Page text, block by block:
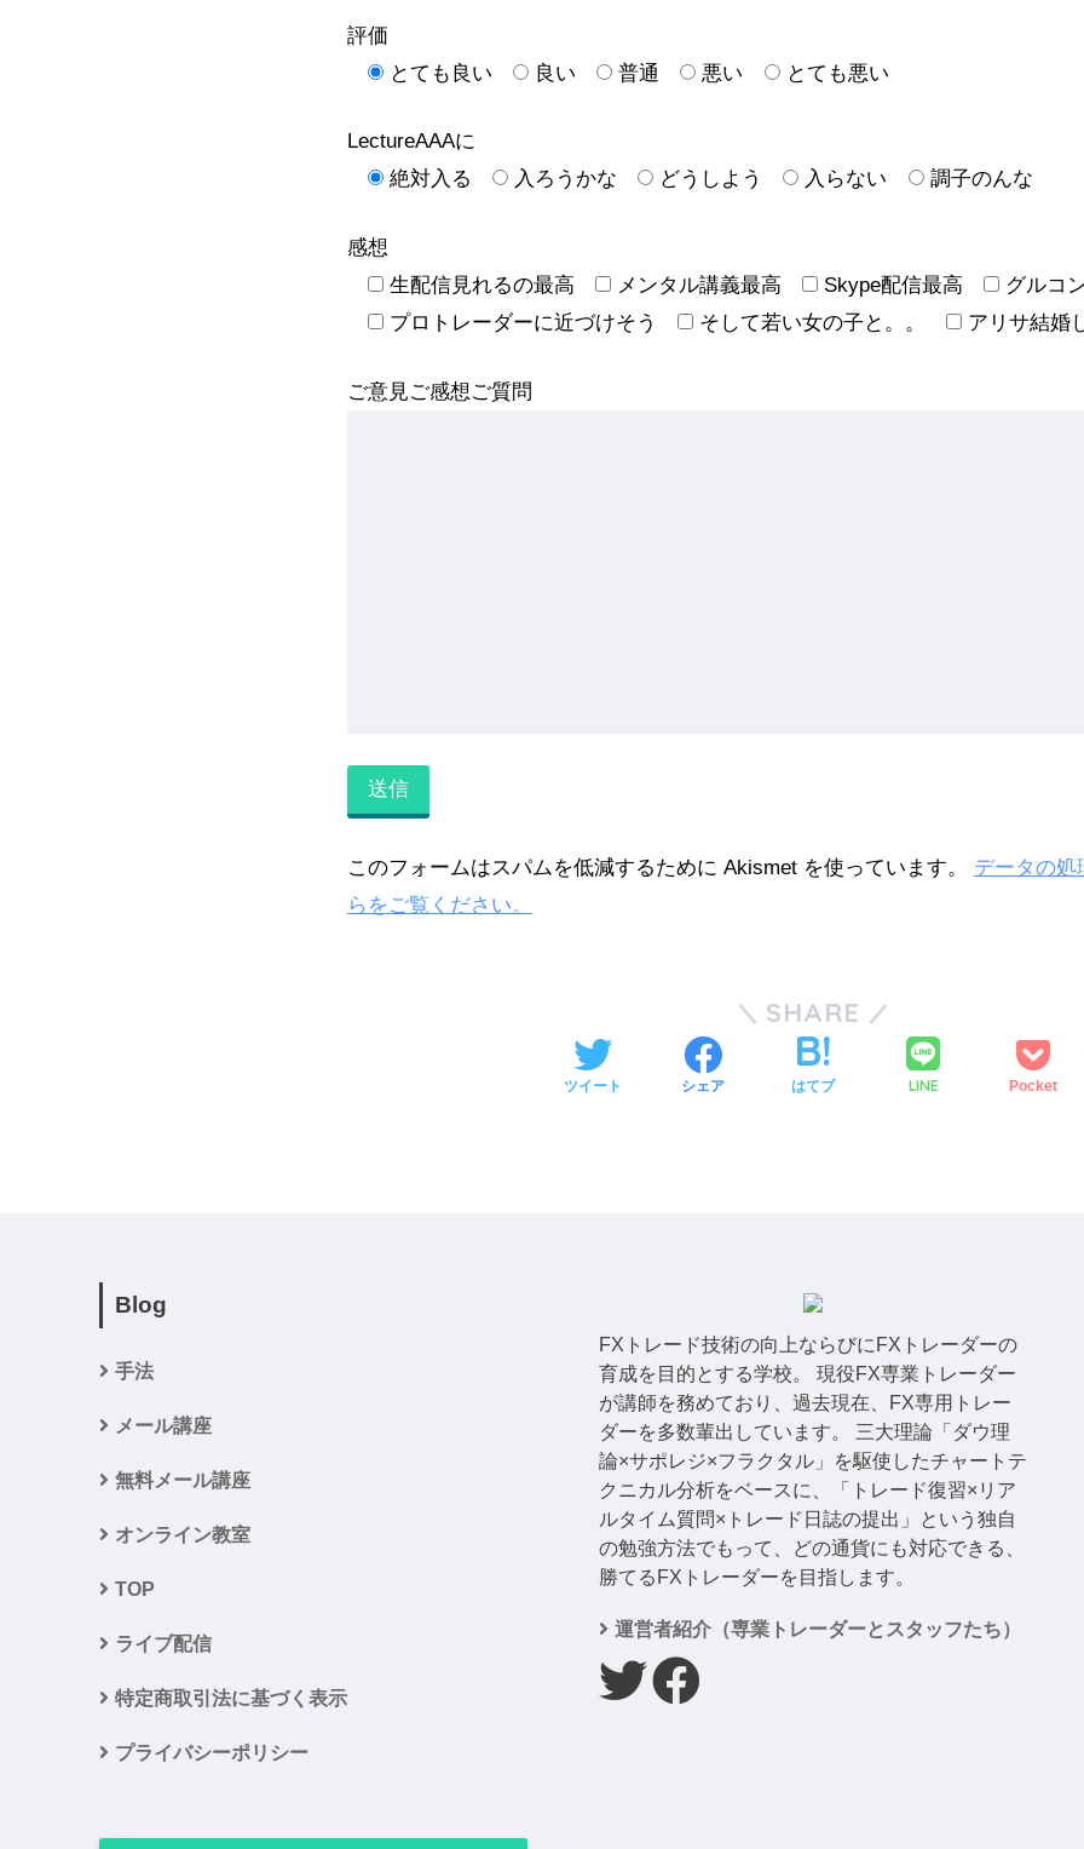
評価
とても良い
良い 普通 悪い とても悪い
LectureAAAに
絶対入る
入ろうかな どうしよう 入らない 調子のんな
感想
生配信見れるの最高
メンタル講義最高 Skype配信最高
グルコ
プロトレーダーに近づけそう
そして若い女の子と。。 アリサ結婚
ご意見ご感想ご質問
このフォームはスパムを低減するために Akismet を使っています。 データの処
らをご覧ください。
SHARE
ツイート シェア はてブ LINE Pocket
Blog
手法
メール講座
無料メール講座
オンライン教室
TOP
ライブ配信
特定商取引法に基づく表示
プライバシーポリシー
FXトレード技術の向上ならびにFXトレーダーの
育成を目的とする学校。 現役FX専業トレーダー
が講師を務めており、過去現在、FX専用トレー
ダーを多数輩出しています。 三大理論「ダウ理
論×サポレジ×フラクタル」を駆使したチャートテ
クニカル分析をベースに、「トレード復習×リア
ルタイム質問×トレード日誌の提出」という独自
の勉強方法でもって、どの通貨にも対応できる、
勝てるFXトレーダーを目指します。
運営者紹介（専業トレーダーとスタッフたち）